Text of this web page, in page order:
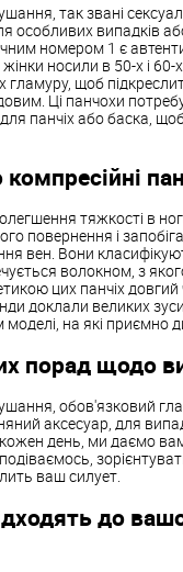
так звані
особливих випадків
номером 1 є
носили в 50-х і 60-
гламуру, щоб
Ці панчохи
панчіх або баска,
тяжкості в
повернення і
вен. Вони
волокном, з
цих панчіх довгий
доклали великих
на які приємно
порад щодо
обов'язковий
аксесуар, для
день, ми даємо
ваш силует.
до